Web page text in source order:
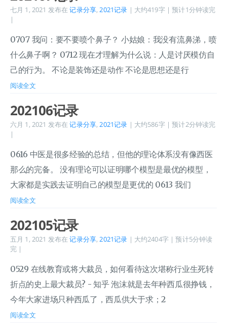
七月 1, 2021 发布在 记录分享,2021记录 | 大约419字 | 预计1分钟读完
|
0707 我问：要不要喷个鼻子？ 小姑娘：我没有流鼻涕，喷
什么鼻子啊？ 0712 现在才理解为什么说：人是讨厌模仿自
己的行为。 不论是装饰还是动作 不论是思想还是行
阅读全文
202106记录
六月 1, 2021 发布在 记录分享,2021记录 | 大约586字 | 预计2分钟读完
|
0616 中医是很多经验的总结，但他的理论体系没有像西医
那么的完备。 没有理论可以证明哪个模型是最优的模型，
大家都是实践去证明自己的模型是更优的 0613 我们
阅读全文
202105记录
五月 1, 2021 发布在 记录分享,2021记录 | 大约2404字 | 预计5分钟读
完 |
0529 在线教育或将大裁员，如何看待这次堪称行业生死转
折点的史上最大裁员? - 知乎 泡沫就是去年种西瓜很挣钱，
今年大家进场只种西瓜了，西瓜供大于求；2
阅读全文